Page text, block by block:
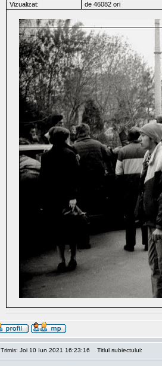
Vizualizat:
de 46082 ori
Trimis: Joi 10 Iun 2021 16:23:16 Titlul subiectului: